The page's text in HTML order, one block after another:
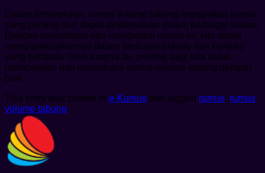
Dalam kesimpulan, rumus volume tabung merupakan rumus
yang penting dan dapat dioptimalkan dalam berbagai situasi.
Dengan memahami dan menguasai rumus ini, kita dapat
mengaplikasikannya dalam berbagai bidang dan konteks
yang berbeda. Oleh karena itu, penting bagi kita untuk
mempelajari dan memahami rumus volume tabung dengan
baik.
This entry was posted in e-Kursus and tagged rumus, rumus
volume tabung.